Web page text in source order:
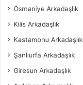
Osmaniye Arkadaşlık
Kilis Arkadaşlık
Kastamonu Arkadaşlık
Şanlıurfa Arkadaşlık
Giresun Arkadaşlık